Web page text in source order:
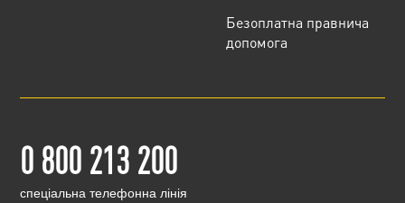
Безоплатна правнича
допомога
0 800 213 200
cпеціальна телефонна лінія